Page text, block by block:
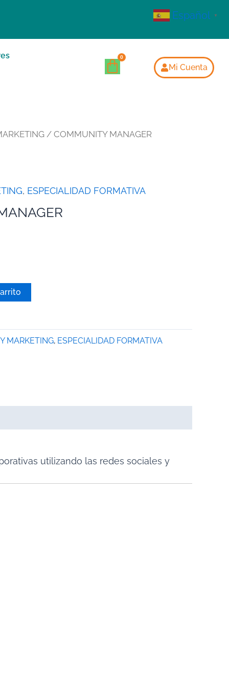
Mi Cuenta
/ COMMUNITY MANAGER
, ESPECIALIDAD FORMATIVA
MARKETING, ESPECIALIDAD FORMATIVA
utilizando las redes sociales y
Español ▼